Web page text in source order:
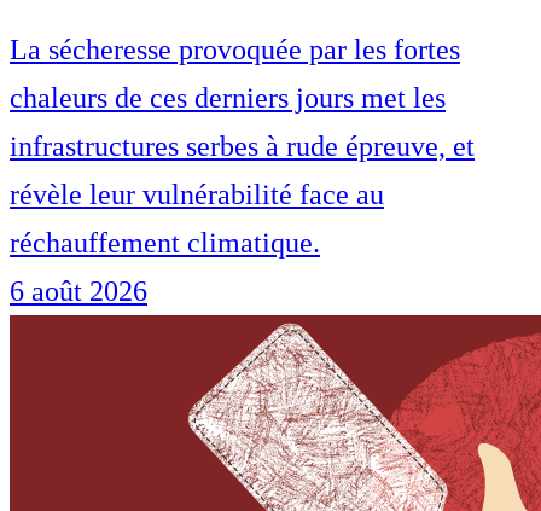
La sécheresse provoquée par les fortes
chaleurs de ces derniers jours met les
infrastructures serbes à rude épreuve, et
révèle leur vulnérabilité face au
réchauffement climatique.
6 août 2026